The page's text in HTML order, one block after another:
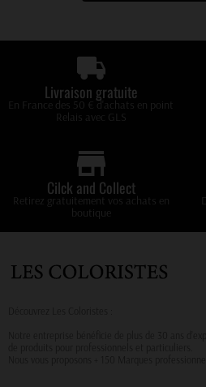
Livraison gratuite
En France des 50 € d'achats en point
Relais avec GLS
Cilck and Collect
Retirez gratuitement vos achats en
boutique